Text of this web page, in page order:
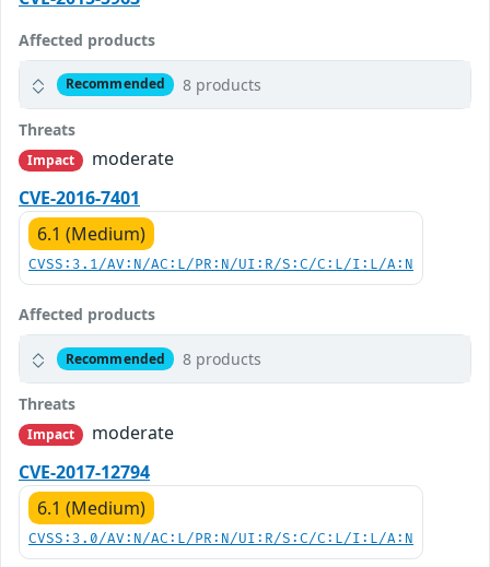
Affected products
Recommended 8 products
Threats
Impact
moderate
CVE-2016-7401
6.1 (Medium)
CVSS:3.1/AV:N/AC:L/PR:N/UI:R/S:C/C:L/I:L/A:N
Affected products
Recommended 8 products
Threats
Impact
moderate
CVE-2017-12794
6.1 (Medium)
CVSS:3.0/AV:N/AC:L/PR:N/UI:R/S:C/C:L/I:L/A:N